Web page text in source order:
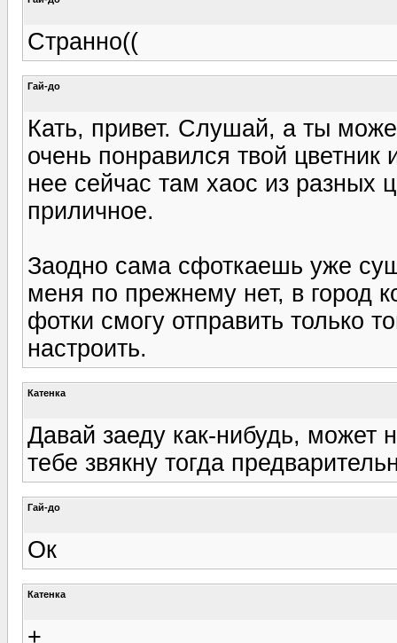
Странно((
Гай-до
Кать, привет. Слушай, а ты
очень понравился твой цветник
нее сейчас там хаос из разных
приличное.
Заодно сама сфоткаешь уже
меня по прежнему нет, в город
фотки смогу отправить только
настроить.
Катенка
Давай заеду как-нибудь,
тебе звякну тогда
Гай-до
Ок
Катенка
+